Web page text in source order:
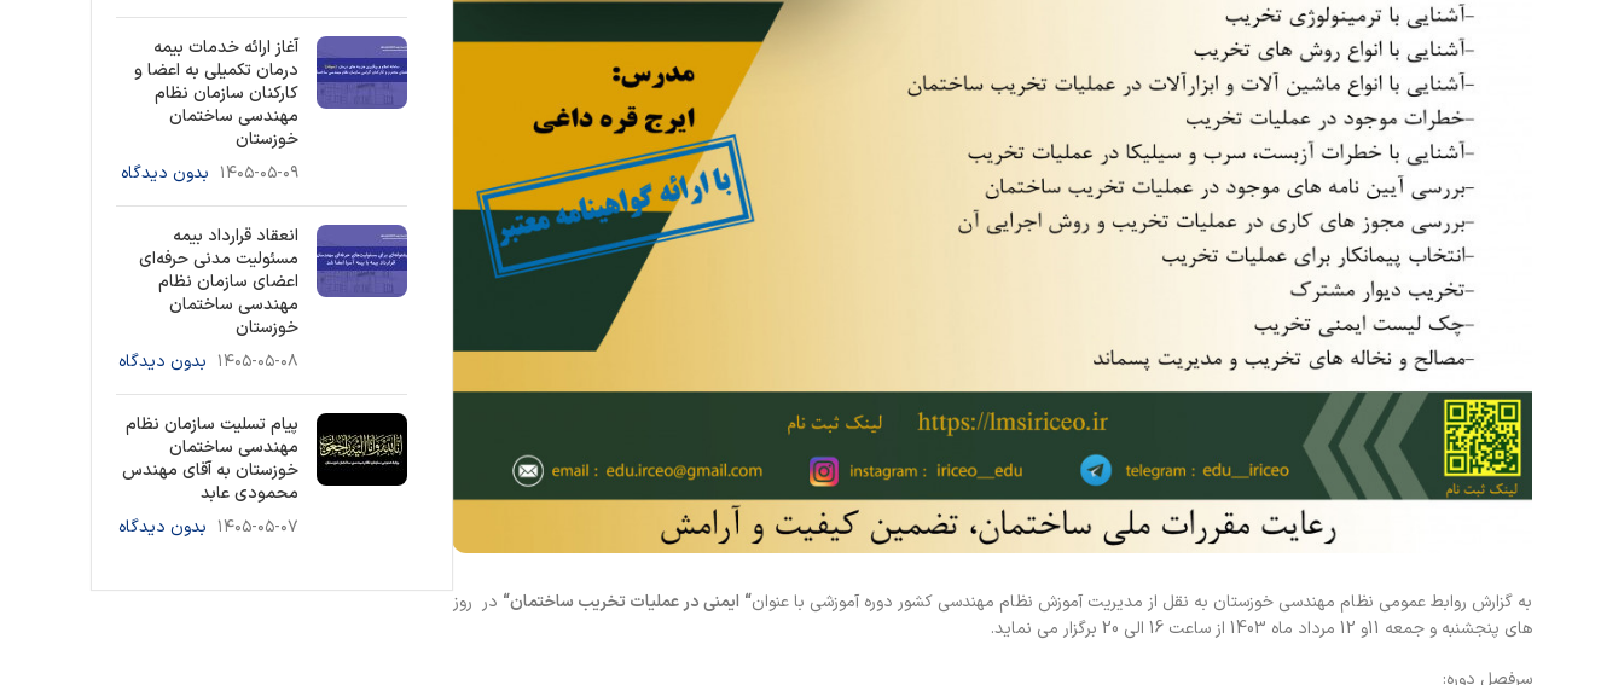
به گزارش روابط عمومی نظام مهندسی خوزستان به نقل از مدیریت آموزش نظام مهندسی کشور دوره آموزشی با عنوان“ ایمنی در عملیات تخریب ساختمان“ در روز
های پنجشنبه و جمعه 11و 12 مرداد ماه 1403 از ساعت 16 الی 20 برگزار می نماید.
آغاز ارائه خدمات بیمه
درمان تکمیلی به اعضا و
کارکنان سازمان نظام
مهندسی ساختمان
خوزستان
۱۴۰۵-۰۵-۰۹ بدون دیدگاه
انعقاد قرارداد بیمه
مسئولیت مدنی حرفه‌ای
اعضای سازمان نظام
مهندسی ساختمان
خوزستان
۱۴۰۵-۰۵-۰۸ بدون دیدگاه
پیام تسلیت سازمان نظام
مهندسی ساختمان
خوزستان به آقای مهندس
محمودی عابد
۱۴۰۵-۰۵-۰۷ بدون دیدگاه